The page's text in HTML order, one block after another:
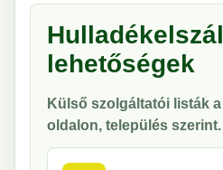
lehetőségek
Külső szolgáltatói listák
oldalon, település szerint.